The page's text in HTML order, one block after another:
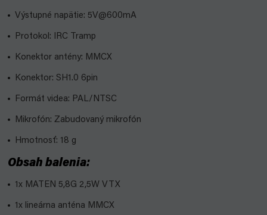
Výstupné napätie: 5V@600mA
Protokol: IRC Tramp
Konektor antény: MMCX
Konektor: SH1.0 6pin
Formát videa: PAL/NTSC
Mikrofón: Zabudovaný mikrofón
Hmotnosť: 18 g
Obsah balenia:
1x MATEN 5,8G 2,5W VTX
1x lineárna anténa MMCX